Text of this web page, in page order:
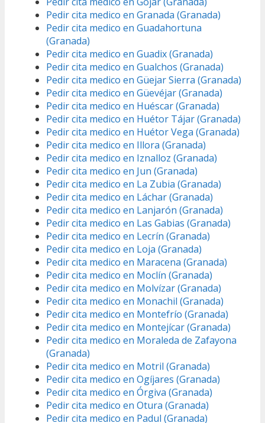
Pedir cita medico en Granada (Granada)
Pedir cita medico en Guadahortuna
(Granada)
Pedir cita medico en Guadix (Granada)
Pedir cita medico en Gualchos (Granada)
Pedir cita medico en Güejar Sierra (Granada)
Pedir cita medico en Güevéjar (Granada)
Pedir cita medico en Huéscar (Granada)
Pedir cita medico en Huétor Tájar (Granada)
Pedir cita medico en Huétor Vega (Granada)
Pedir cita medico en Illora (Granada)
Pedir cita medico en Iznalloz (Granada)
Pedir cita medico en Jun (Granada)
Pedir cita medico en La Zubia (Granada)
Pedir cita medico en Láchar (Granada)
Pedir cita medico en Lanjarón (Granada)
Pedir cita medico en Las Gabias (Granada)
Pedir cita medico en Lecrín (Granada)
Pedir cita medico en Loja (Granada)
Pedir cita medico en Maracena (Granada)
Pedir cita medico en Moclín (Granada)
Pedir cita medico en Molvízar (Granada)
Pedir cita medico en Monachil (Granada)
Pedir cita medico en Montefrío (Granada)
Pedir cita medico en Montejícar (Granada)
Pedir cita medico en Moraleda de Zafayona
(Granada)
Pedir cita medico en Motril (Granada)
Pedir cita medico en Ogíjares (Granada)
Pedir cita medico en Órgiva (Granada)
Pedir cita medico en Otura (Granada)
Pedir cita medico en Padul (Granada)